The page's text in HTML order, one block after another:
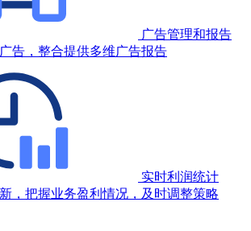
广告管理和报告
告，整合提供多维广告报告
实时利润统计
，把握业务盈利情况，及时调整策略